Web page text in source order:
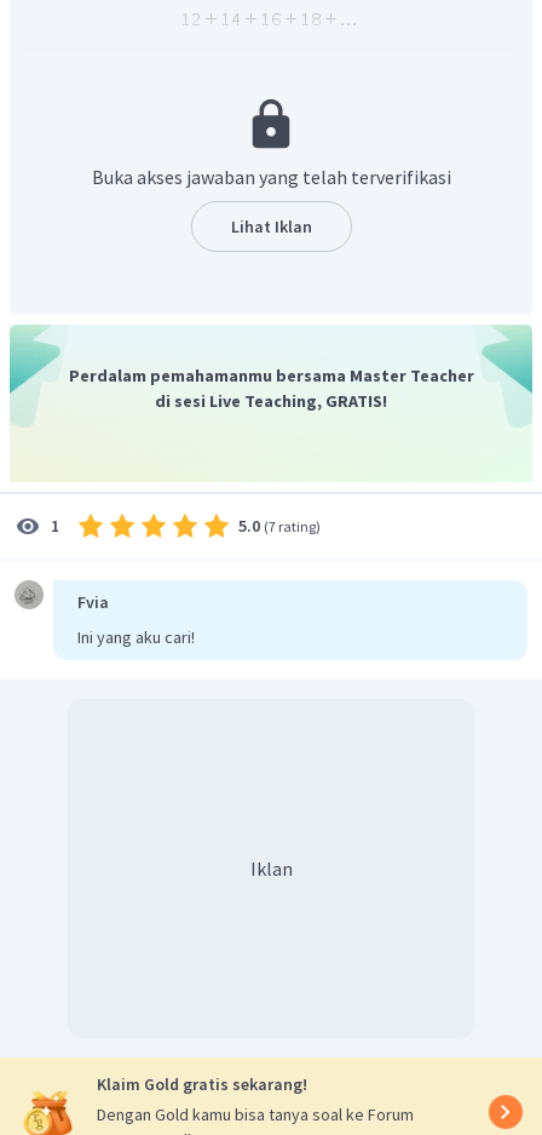
Jadi, suku ke-14 barisan aritmetika bertingkat tersebut
adalah:
Jadi, jawaban yang tepat adalah C.
Buka akses jawaban yang telah terverifikasi
Lihat Iklan
Perdalam pemahamanmu bersama Master Teacher
di sesi Live Teaching, GRATIS!
1 5.0 (7 rating)
Fvia
Ini yang aku cari!
Iklan
Klaim Gold gratis sekarang!
Dengan Gold kamu bisa tanya soal ke Forum